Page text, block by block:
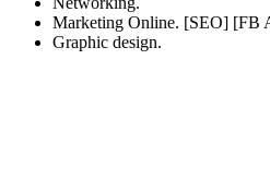
Marketing Online. [SEO] [FB
Graphic design.